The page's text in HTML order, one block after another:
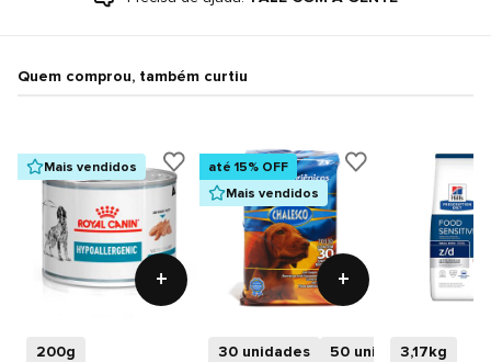
Quem comprou, também curtiu
Mais vendidos
+
200g
até 15% OFF
Mais vendidos
+
30 unidades 50 unidades
7
3,17kg